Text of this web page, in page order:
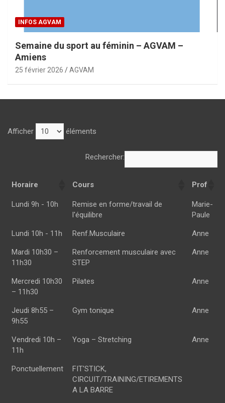
INFOS AGVAM
Semaine du sport au féminin – AGVAM –
Amiens
25 février 2026 AGVAM
Afficher éléments
Rechercher:
Horaire Cours
Prof
Horaire
Cours Prof
Lundi 9h - 10h
Remise en forme/travail de
l'équilibre
Marie-
Paule
Lundi 10h - 11h Renf.Musculaire Anne
Mardi 10h30 –
11h30
Renforcement musculaire avec
STEP
Anne
Mercredi 10h30
– 11h30
Pilates Anne
Jeudi 8h55 –
9h55
Gym tonique Anne
Vendredi 10h –
11h
Yoga – Stretching Anne
Ponctuellement
FIT'STICK,
CIRCUIT/TRAINING/ETIREMENTS
A LA BARRE